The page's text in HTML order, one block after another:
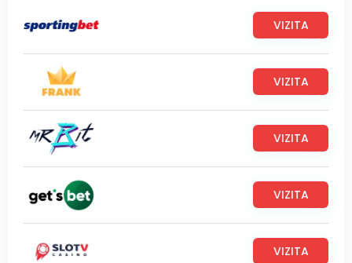
VIZITA
VIZITA
VIZITA
VIZITA
VIZITA